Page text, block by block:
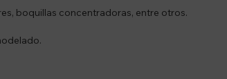
boquillas concentradoras, entre otros.